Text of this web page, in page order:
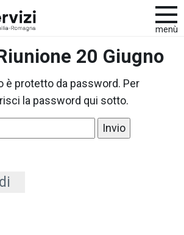
menù
20 Giugno
è protetto da password. Per
la password qui sotto.